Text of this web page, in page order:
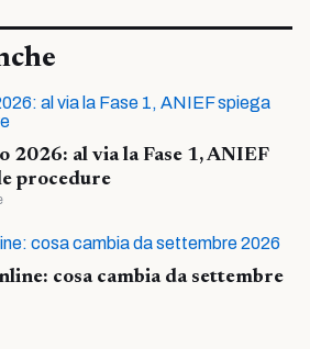
al via la Fase 1, ANIEF
procedure
cosa cambia da settembre